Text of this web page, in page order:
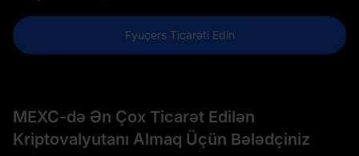
Fyuçers Ticarəti Edin
MEXC-də Ən Çox Ticarət Edilən
Kriptovalyutanı Almaq Üçün Bələdçiniz